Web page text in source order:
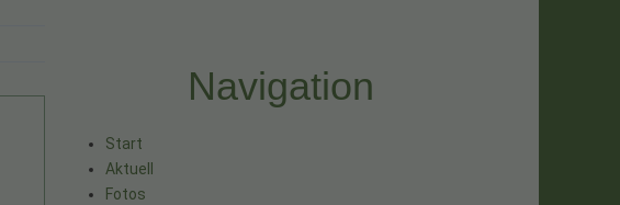
Navigation
Start
Aktuell
Fotos